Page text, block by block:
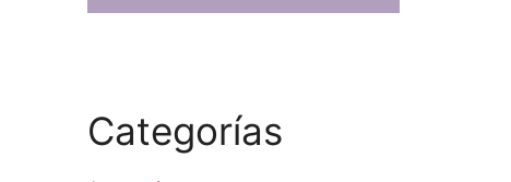
Categorías